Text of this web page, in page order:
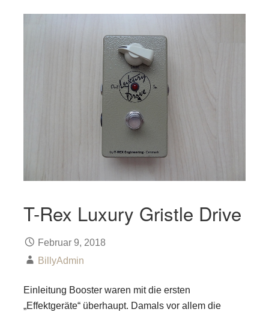
T-Rex Luxury Gristle Drive
Februar 9, 2018
BillyAdmin
Einleitung Booster waren mit die ersten
„Effektgeräte“ überhaupt. Damals vor allem die